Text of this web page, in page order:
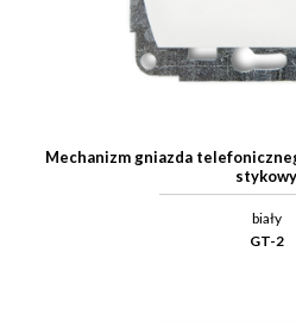
Mechanizm gniazda
stykowy
biały
GT-2